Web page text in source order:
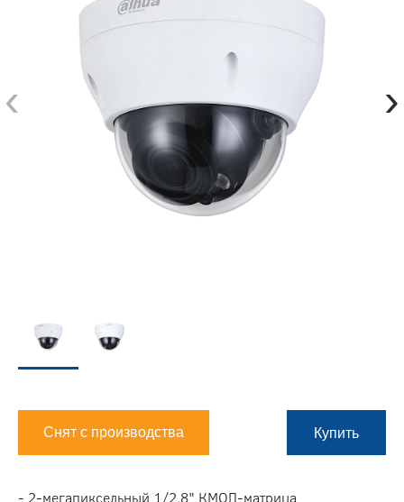
‹ ›
Снят с производства Купить
- 2-мегапиксельный 1/2.8" КMOП-матрица